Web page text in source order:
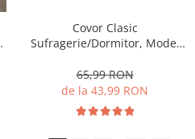
Covor Clasic
Sufragerie/Dormitor, Model
65,99 RON
de la 43,99 RON